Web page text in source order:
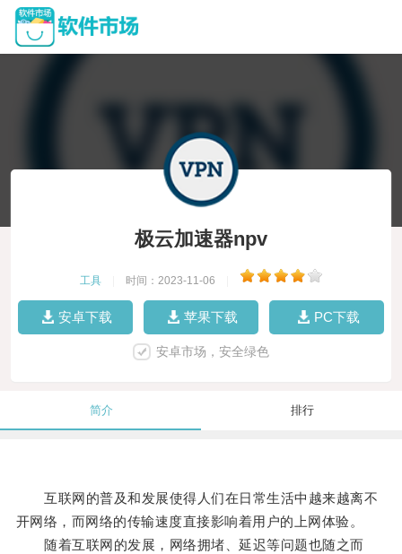
极云加速器npv
工具 时间：2023-11-06
安卓下载 苹果下载 PC下载
安卓市场，安全绿色
简介 排行
互联网的普及和发展使得人们在日常生活中越来越离不
开网络，而网络的传输速度直接影响着用户的上网体验。
随着互联网的发展，网络拥堵、延迟等问题也随之而